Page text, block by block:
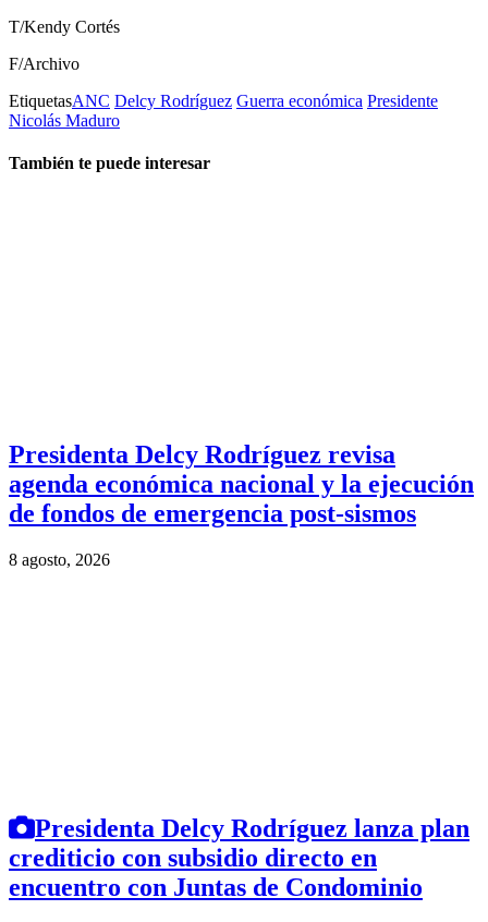
T/Kendy Cortés
F/Archivo
EtiquetasANC Delcy Rodríguez Guerra económica Presidente
Nicolás Maduro
También te puede interesar
Presidenta Delcy Rodríguez revisa
agenda económica nacional y la ejecución
de fondos de emergencia post-sismos
8 agosto, 2026
Presidenta Delcy Rodríguez lanza plan
crediticio con subsidio directo en
encuentro con Juntas de Condominio